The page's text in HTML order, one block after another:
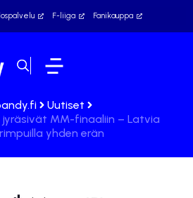
F-liiga Fanikauppa
Uutiset
MM-finaaliin – Latvia
yhden erän